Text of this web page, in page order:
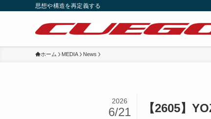
思想や構造を再定義する
ホーム MEDIA News
【2605】
2026
6/21